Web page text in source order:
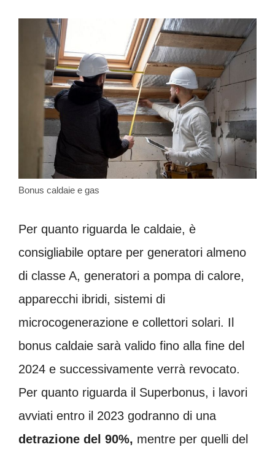
Bonus caldaie e gas
Per quanto riguarda le caldaie, è
consigliabile optare per generatori almeno
di classe A, generatori a pompa di calore,
apparecchi ibridi, sistemi di
microcogenerazione e collettori solari. Il
bonus caldaie sarà valido fino alla fine del
2024 e successivamente verrà revocato.
Per quanto riguarda il Superbonus, i lavori
avviati entro il 2023 godranno di una
detrazione del 90%, mentre per quelli del